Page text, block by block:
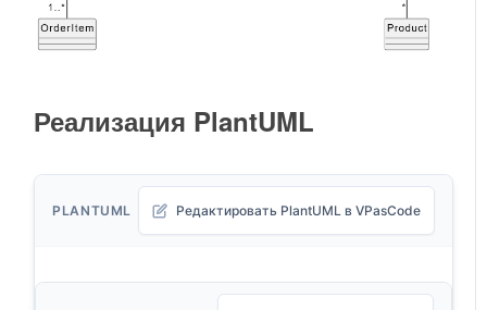
Реализация PlantUML
PLANTUML Редактировать PlantUML в VPasCode